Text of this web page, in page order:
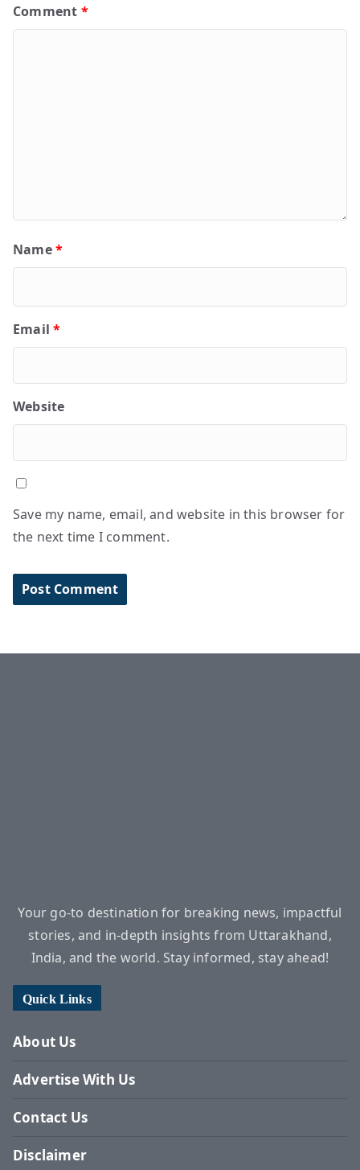
Comment *
Name*
Email*
Website
Save my name, email, and website in this browser for
the next time I comment.
Your go-to destination for breaking news, impactful
stories, and in-depth insights from Uttarakhand,
India, and the world. Stay informed, stay ahead!
Quick Links
About Us
Advertise With Us
Contact Us
Disclaimer